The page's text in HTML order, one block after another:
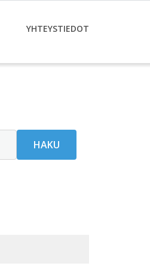
YHTEYSTIEDOT
HAKU